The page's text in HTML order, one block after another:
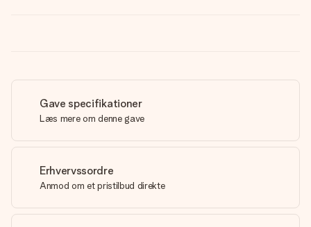
Gave specifikationer
Læs mere om denne gave
Erhvervssordre
Anmod om et pristilbud direkte